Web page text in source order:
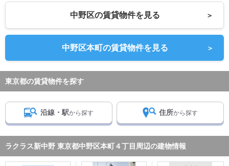
中野区の賃貸物件を見る ＞
中野区本町の賃貸物件を見る ＞
東京都の賃貸物件を探す
沿線・駅から探す 住所から探す
ラクラス新中野 東京都中野区本町４丁目周辺の建物情報